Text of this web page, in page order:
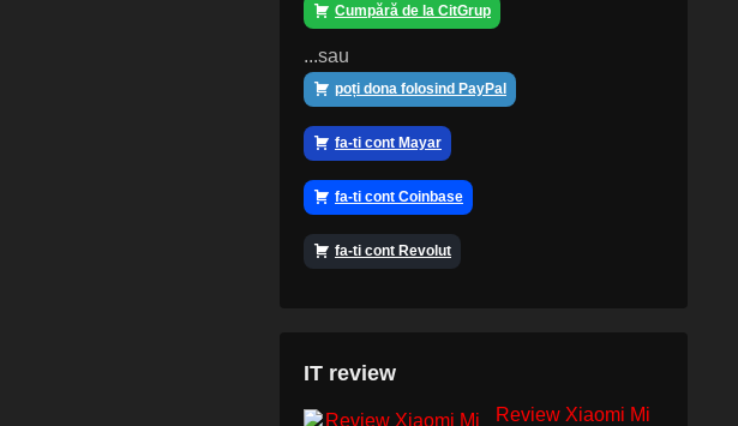
Cumpără de la CitGrup
...sau
poți dona folosind PayPal
fa-ti cont Mayar
fa-ti cont Coinbase
fa-ti cont Revolut
IT review
Review Xiaomi Mi